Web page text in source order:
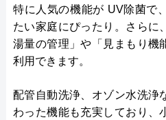
特に人気の機能が UV除菌で
たい家庭にぴったり。さらに
湯量の管理」や「見まもり機
利用できます。
配管自動洗浄、オゾン水洗浄
わった機能も充実しており、